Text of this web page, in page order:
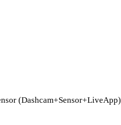
(Dashcam+Sensor+LiveApp)